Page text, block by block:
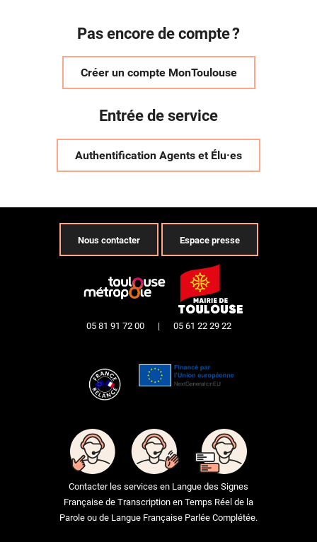
Pas encore de compte ?
Créer un compte MonToulouse
Entrée de service
Authentification Agents et Élu·es
Nous contacter Espace presse
05 81 91 72 00 | 05 61 22 29 22
Contacter les services en Langue des Signes
Française de Transcription en Temps Réel de la
Parole ou de Langue Française Parlée Complétée.